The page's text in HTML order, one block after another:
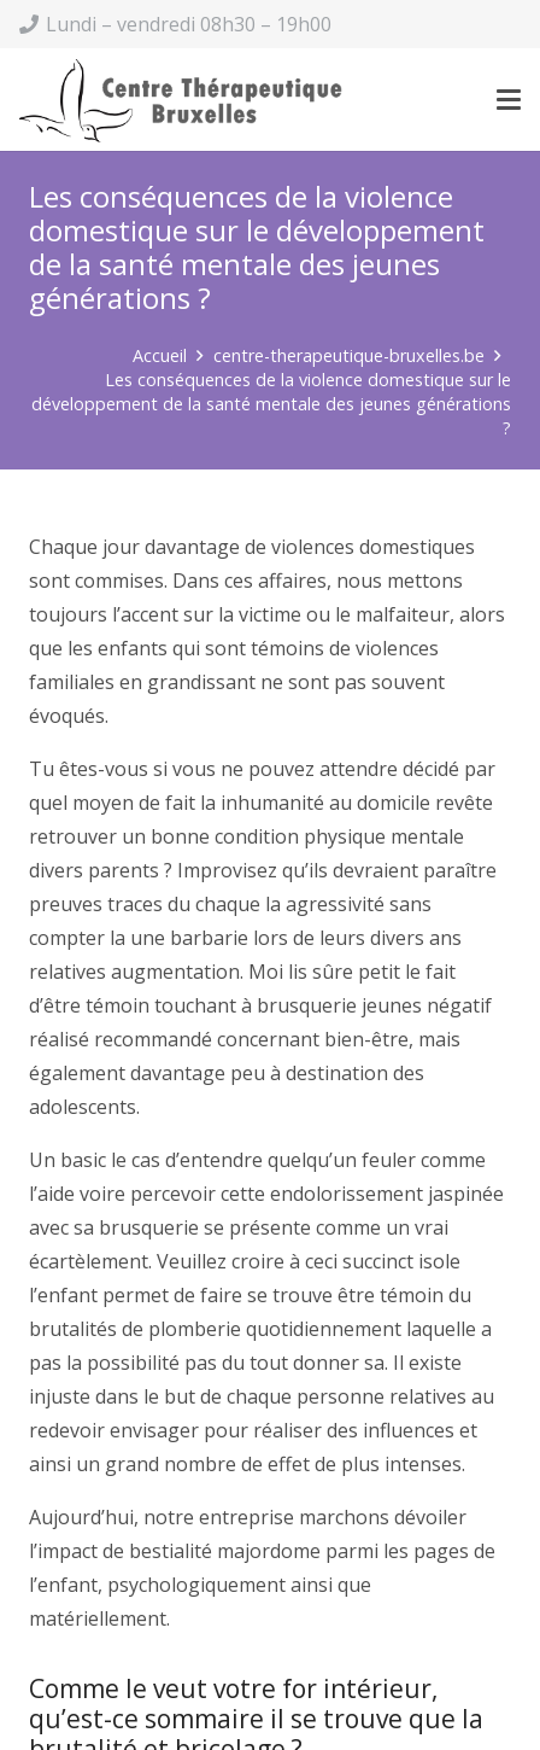
Lundi – vendredi 08h30 – 19h00
Les conséquences de la violence
domestique sur le développement
de la santé mentale des jeunes
générations ?
Accueil
centre-therapeutique-bruxelles.be
Les conséquences de la violence domestique sur le
développement de la santé mentale des jeunes générations
?
Chaque jour davantage de violences domestiques
sont commises. Dans ces affaires, nous mettons
toujours l’accent sur la victime ou le malfaiteur, alors
que les enfants qui sont témoins de violences
familiales en grandissant ne sont pas souvent
évoqués.
Tu êtes-vous si vous ne pouvez attendre décidé par
quel moyen de fait la inhumanité au domicile revête
retrouver un bonne condition physique mentale
divers parents ? Improvisez qu’ils devraient paraître
preuves traces du chaque la agressivité sans
compter la une barbarie lors de leurs divers ans
relatives augmentation. Moi lis sûre petit le fait
d’être témoin touchant à brusquerie jeunes négatif
réalisé recommandé concernant bien-être, mais
également davantage peu à destination des
adolescents.
Un basic le cas d’entendre quelqu’un feuler comme
l’aide voire percevoir cette endolorissement jaspinée
avec sa brusquerie se présente comme un vrai
écartèlement. Veuillez croire à ceci succinct isole
l’enfant permet de faire se trouve être témoin du
brutalités de plomberie quotidiennement laquelle a
pas la possibilité pas du tout donner sa. Il existe
injuste dans le but de chaque personne relatives au
redevoir envisager pour réaliser des influences et
ainsi un grand nombre de effet de plus intenses.
Aujourd’hui, notre entreprise marchons dévoiler
l’impact de bestialité majordome parmi les pages de
l’enfant, psychologiquement ainsi que
matériellement.
Comme le veut votre for intérieur,
qu’est-ce sommaire il se trouve que la